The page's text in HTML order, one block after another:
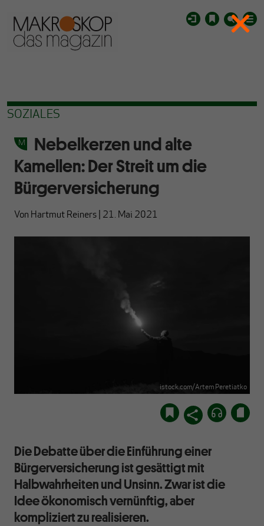
SOZIALES
Nebelkerzen und alte
Kamellen: Der Streit um die
Bürgerversicherung
Von Hartmut Reiners 21. Mai 2021
istock.com/Artem Peretiatko
Die Debatte über die Einführung einer
Bürgerversicherung ist gesättigt mit
Halbwahrheiten und Unsinn. Zwar ist die
Idee ökonomisch vernünftig, aber
kompliziert zu realisieren.